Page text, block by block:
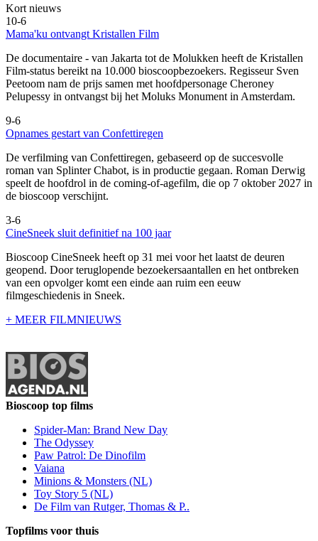
Kort nieuws
10-6
Mama'ku ontvangt Kristallen Film
De documentaire - van Jakarta tot de Molukken heeft de Kristallen
Film-status bereikt na 10.000 bioscoopbezoekers. Regisseur Sven
Peetoom nam de prijs samen met hoofdpersonage Cheroney
Pelupessy in ontvangst bij het Moluks Monument in Amsterdam.
9-6
Opnames gestart van Confettiregen
De verfilming van Confettiregen, gebaseerd op de succesvolle
roman van Splinter Chabot, is in productie gegaan. Roman Derwig
speelt de hoofdrol in de coming-of-agefilm, die op 7 oktober 2027 in
de bioscoop verschijnt.
3-6
CineSneek sluit definitief na 100 jaar
Bioscoop CineSneek heeft op 31 mei voor het laatst de deuren
geopend. Door teruglopende bezoekersaantallen en het ontbreken
van een opvolger komt een einde aan ruim een eeuw
filmgeschiedenis in Sneek.
+ MEER FILMNIEUWS
Bioscoop top films
Spider-Man: Brand New Day
The Odyssey
Paw Patrol: De Dinofilm
Vaiana
Minions & Monsters (NL)
Toy Story 5 (NL)
De Film van Rutger, Thomas & P..
Topfilms voor thuis